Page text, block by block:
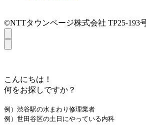
©NTTタウンページ株式会社 TP25-193号
こんにちは！
何をお探しですか？
例）渋谷駅の水まわり修理業者
例）世田谷区の土日にやっている内科